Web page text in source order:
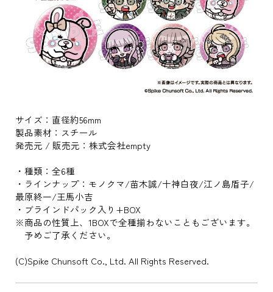
サイズ：直径約56mm
製品素材：スチール
発売元 / 販売元：株式会社empty
・種類：全6種
・ラインナップ：モノクマ/苗木誠/十神白夜/江ノ島盾子/
最原終一/王馬小吉
・ブラインドパック入り+BOX
※商品の性質上、1BOXで全種揃わないこともございます。
予めご了承ください。
(C)Spike Chunsoft Co., Ltd. All Rights Reserved.